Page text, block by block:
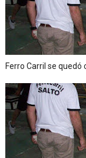
Ferro Carril se